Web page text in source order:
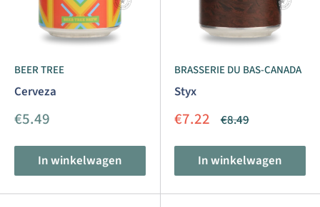
BEER TREE
Cerveza
Aanbiedingsprijs
€5.49
In winkelwagen
BRASSERIE DU BAS-CANADA
Styx
Aanbiedingsprijs
€7.22 Normale
€8.49
In winkelwagen